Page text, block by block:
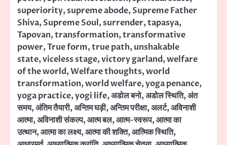
superiority,supreme abode,Supreme Father
Shiva,Supreme Soul,surrender,tapasya,
Tapovan,transformation,transformative
power,True form,true path,unshakable
state,viceless stage,victory garland,welfare
of the world,Welfare thoughts,world
transformation,world welfare,yoga penance,
yoga practice,yogi life,अडोल बनो,अडोल स्थिति,अंत
समय,अंतिम तैयारी,अन्तिम घड़ी,अन्तिम परीक्षा,अलर्ट,अविनाशी
आत्मा,अविनाशी संकल्प,आत्म बल,आत्म-स्वरूप,आत्मा का
उत्थान,आत्मा का लक्ष्य,आत्मा की शक्ति,आत्मिक स्थिति,